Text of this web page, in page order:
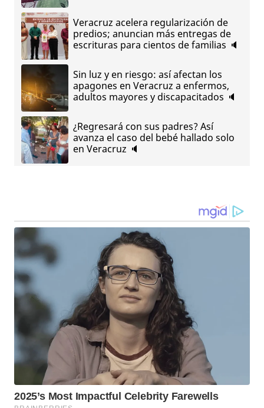
Veracruz acelera regularización de
predios; anuncian más entregas de
escrituras para cientos de familias 🔈
Sin luz y en riesgo: así afectan los
apagones en Veracruz a enfermos,
adultos mayores y discapacitados 🔈
¿Regresará con sus padres? Así
avanza el caso del bebé hallado solo
en Veracruz 🔈